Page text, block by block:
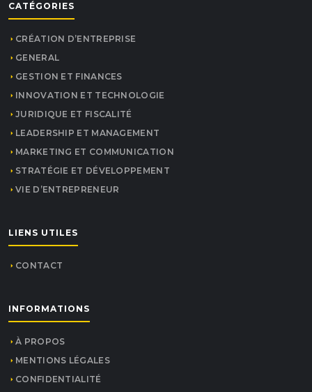
CATÉGORIES
CRÉATION D’ENTREPRISE
GENERAL
GESTION ET FINANCES
INNOVATION ET TECHNOLOGIE
JURIDIQUE ET FISCALITÉ
LEADERSHIP ET MANAGEMENT
MARKETING ET COMMUNICATION
STRATÉGIE ET DÉVELOPPEMENT
VIE D’ENTREPRENEUR
LIENS UTILES
CONTACT
INFORMATIONS
À PROPOS
MENTIONS LÉGALES
CONFIDENTIALITÉ